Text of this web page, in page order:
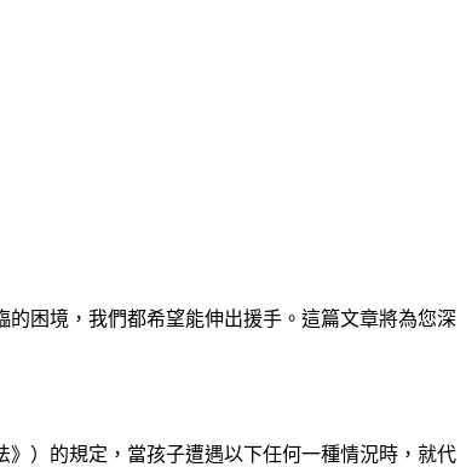
困境，我們都希望能伸出援手。這篇文章將為您深
）的規定，當孩子遭遇以下任何一種情況時，就代